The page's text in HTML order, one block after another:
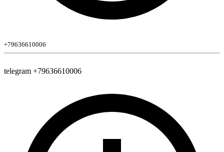
+79636610006
telegram +79636610006